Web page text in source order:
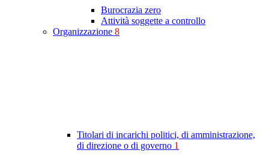
Burocrazia zero
Attività soggette a controllo
Organizzazione 8
Titolari di incarichi politici, di amministrazione,
di direzione o di governo 1